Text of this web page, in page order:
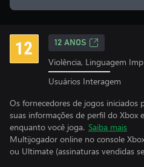
12 ANOS
Violência, Linguagem
Usuários Interagem
Os fornecedores de jogos iniciados
suas informações de perfil do Xbox
enquanto você joga. Saiba mais
Multijogador online no console
ou Ultimate (assinaturas vendidas